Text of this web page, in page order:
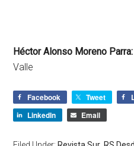
Héctor Alonso Moreno Parra:
Valle
Facebook Tweet
LinkedIn
Email